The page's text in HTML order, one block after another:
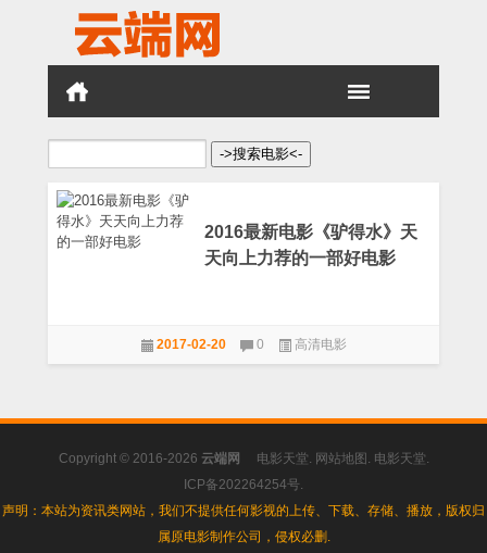
搜
2016最新电影《驴得水》天
天向上力荐的一部好电影
2017-02-20 0 高清电影
Copyright © 2016-2026 云端网 电影天堂 网站地图 电影天堂
ICP备202264254号
声明：本站为资讯类网站，我们不提供任何影视的上传、下载、存储、播放，版权归
属原电影制作公司，侵权必删.